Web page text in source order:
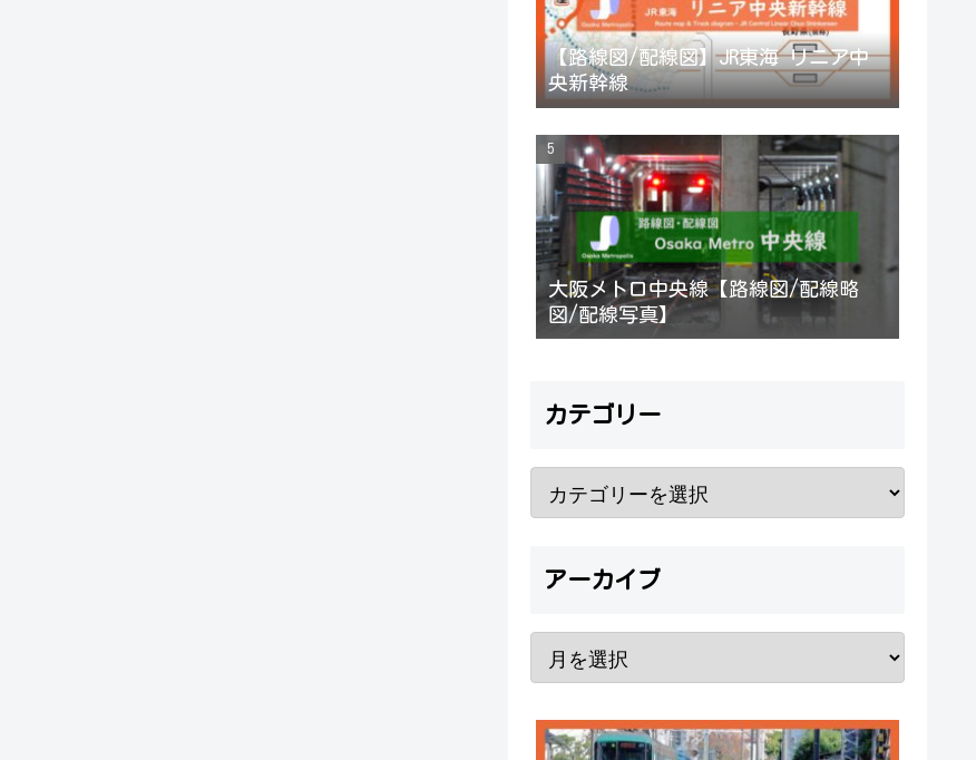
【路線図/配線図】JR東海 リニア中
央新幹線
大阪メトロ中央線【路線図/配線略
図/配線写真】
カテゴリー
アーカイブ